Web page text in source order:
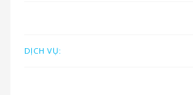
DỊCH VỤ: